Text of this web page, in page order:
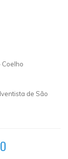
Coelho
de São